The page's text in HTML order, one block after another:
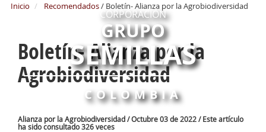
CORPORACIÓN
GRUPO
SEMILLAS
COLOMBIA
Inicio Recomendados/ Boletín- Alianza por la Agrobiodiversidad
Boletín- Alianza por la
Agrobiodiversidad
Alianza por la Agrobiodiversidad / Octubre 03 de 2022 / Este artículo
ha sido consultado 326 veces